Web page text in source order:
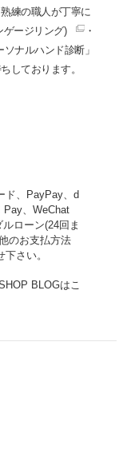
練の職人が丁寧に
ゲージリング)
・
ナルハンド診断」
しております。
ド、PayPay、d
Pay、WeChat
ローン(24回ま
のお支払方法
さい。
BLOGはこ